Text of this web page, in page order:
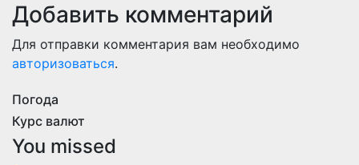
Добавить комментарий
Для отправки комментария вам необходимо
авторизоваться.
Погода
Курс валют
You missed